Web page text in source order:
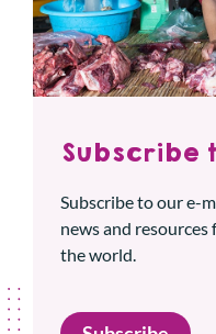
Subscribe
Subscribe to our e-
news and
the world.